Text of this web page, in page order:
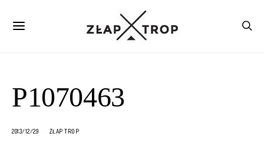
P1070463
2013/12/29 ZŁAP TROP